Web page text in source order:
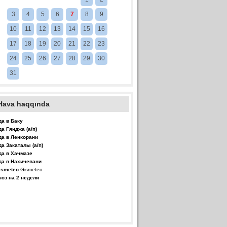
3 4 5 6 7 8 9
10 11 12 13 14 15 16
17 18 19 20 21 22 23
24 25 26 27 28 29 30
31
haqqında
в Баку
Гянджа (а/п)
в Ленкорани
Закаталы (а/п)
в Хачмазе
в Нахичевани
Gismeteo
на 2 недели